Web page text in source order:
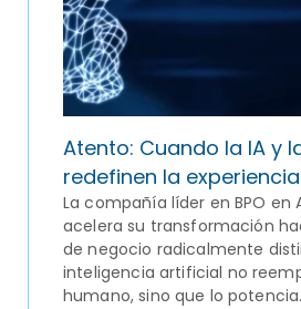
Atento: Cuando la IA y
redefinen la
La compañía líder en BPO en
acelera su transformación
de negocio radicalmente
inteligencia artificial no
humano, sino que lo potencia.